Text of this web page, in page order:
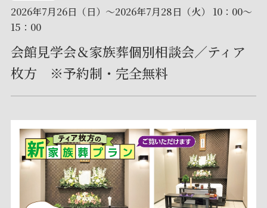
2026年7月26日（日）〜2026年7月28日（火） 10：00～
15：00
会館見学会＆家族葬個別相談会／ティア
枚方 ※予約制・完全無料